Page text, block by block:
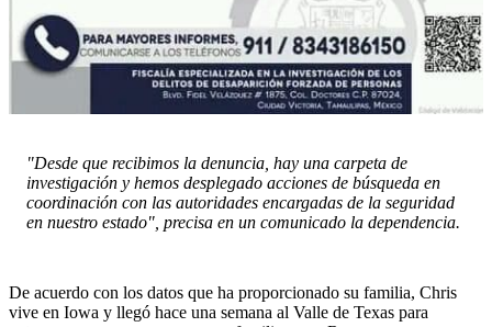
"Desde que recibimos la denuncia, hay una carpeta de
investigación y hemos desplegado acciones de búsqueda en
coordinación con las autoridades encargadas de la seguridad
en nuestro estado", precisa en un comunicado la dependencia.
De acuerdo con los datos que ha proporcionado su familia, Chris
vive en Iowa y llegó hace una semana al Valle de Texas para